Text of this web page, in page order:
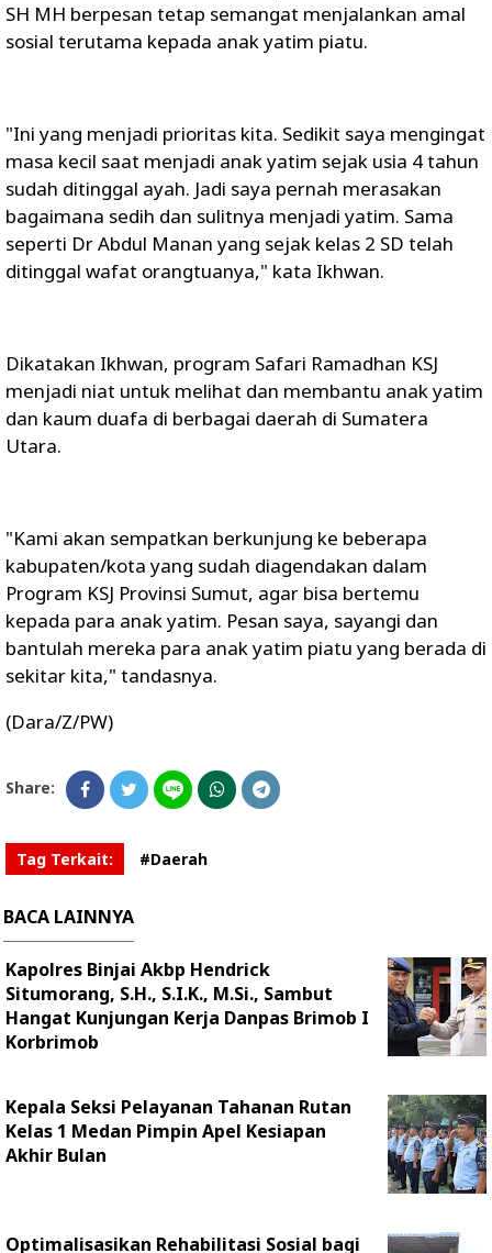
SH MH berpesan tetap semangat menjalankan amal
sosial terutama kepada anak yatim piatu.
"Ini yang menjadi prioritas kita. Sedikit saya mengingat
masa kecil saat menjadi anak yatim sejak usia 4 tahun
sudah ditinggal ayah. Jadi saya pernah merasakan
bagaimana sedih dan sulitnya menjadi yatim. Sama
seperti Dr Abdul Manan yang sejak kelas 2 SD telah
ditinggal wafat orangtuanya," kata Ikhwan.
Dikatakan Ikhwan, program Safari Ramadhan KSJ
menjadi niat untuk melihat dan membantu anak yatim
dan kaum duafa di berbagai daerah di Sumatera
Utara.
"Kami akan sempatkan berkunjung ke beberapa
kabupaten/kota yang sudah diagendakan dalam
Program KSJ Provinsi Sumut, agar bisa bertemu
kepada para anak yatim. Pesan saya, sayangi dan
bantulah mereka para anak yatim piatu yang berada di
sekitar kita," tandasnya.
(Dara/Z/PW)
Share:
Tag Terkait: #Daerah
BACA LAINNYA
Kapolres Binjai Akbp Hendrick
Situmorang, S.H., S.I.K., M.Si., Sambut
Hangat Kunjungan Kerja Danpas Brimob I
Korbrimob
Kepala Seksi Pelayanan Tahanan Rutan
Kelas 1 Medan Pimpin Apel Kesiapan
Akhir Bulan
Optimalisasikan Rehabilitasi Sosial bagi